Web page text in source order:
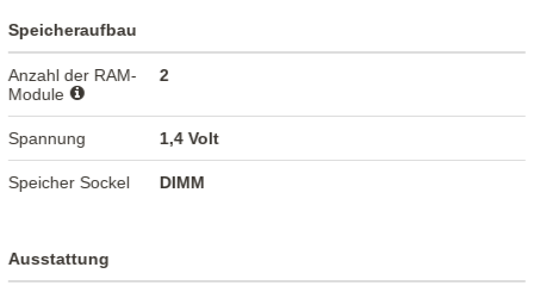
Speicheraufbau
Anzahl der RAM-
Module
2
Spannung 1,4 Volt
Speicher Sockel DIMM
Ausstattung